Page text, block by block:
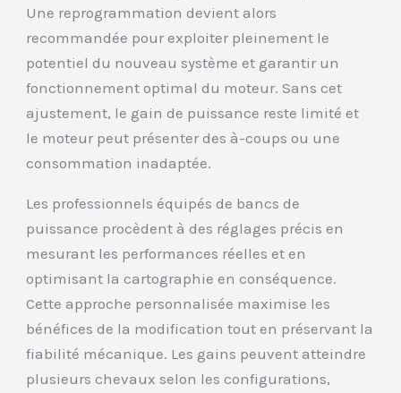
Une reprogrammation devient alors
recommandée pour exploiter pleinement le
potentiel du nouveau système et garantir un
fonctionnement optimal du moteur. Sans cet
ajustement, le gain de puissance reste limité et
le moteur peut présenter des à-coups ou une
consommation inadaptée.
Les professionnels équipés de bancs de
puissance procèdent à des réglages précis en
mesurant les performances réelles et en
optimisant la cartographie en conséquence.
Cette approche personnalisée maximise les
bénéfices de la modification tout en préservant la
fiabilité mécanique. Les gains peuvent atteindre
plusieurs chevaux selon les configurations,